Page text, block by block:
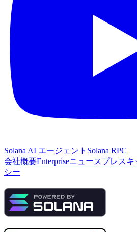
Solana AI エージェント Solana RPC
会社概要Enterpriseニュースプレスキ
シー